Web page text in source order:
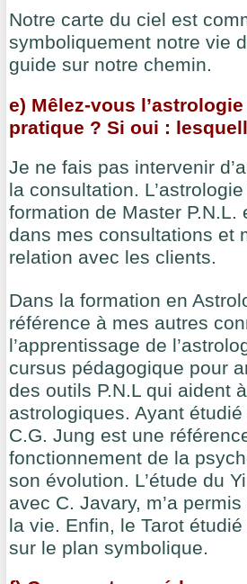
Notre carte du ciel est
symboliquement notre vie
guide sur notre chemin.
e) Mêlez-vous
pratique ? Si oui :
Je ne fais pas intervenir
la consultation.
formation de Master
dans mes consultations et
relation avec les clients.
Dans la formation en
référence à mes autres
l’apprentissage de
cursus pédagogique pour
des outils P.N.L qui aident
astrologiques. Ayant
C.G. Jung est une
fonctionnement de la
son évolution. L’étude du
avec C. Javary, m’a
la vie. Enfin, le Tarot
sur le plan symbolique.